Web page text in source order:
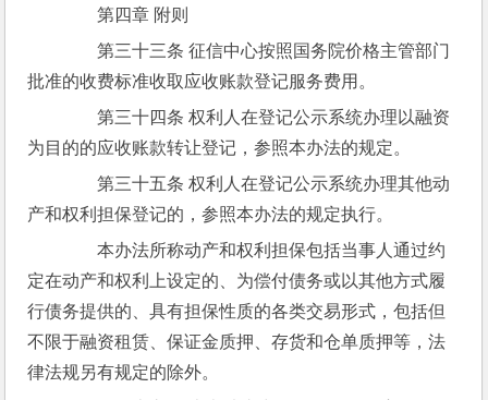
第四章 附则
第三十三条 征信中心按照国务院价格主管部门
批准的收费标准收取应收账款登记服务费用。
第三十四条 权利人在登记公示系统办理以融资
为目的的应收账款转让登记，参照本办法的规定。
第三十五条 权利人在登记公示系统办理其他动
产和权利担保登记的，参照本办法的规定执行。
本办法所称动产和权利担保包括当事人通过约
定在动产和权利上设定的、为偿付债务或以其他方式履
行债务提供的、具有担保性质的各类交易形式，包括但
不限于融资租赁、保证金质押、存货和仓单质押等，法
律法规另有规定的除外。